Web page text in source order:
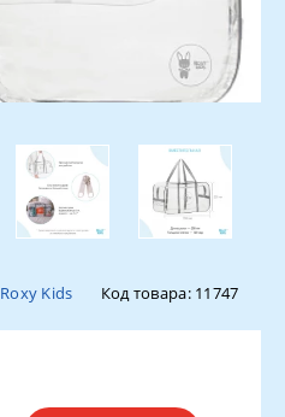
Roxy Kids Код товара: 11747